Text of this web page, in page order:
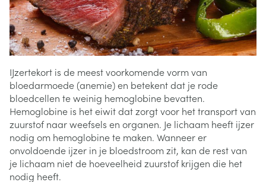
IJzertekort is de meest voorkomende vorm van
bloedarmoede (anemie) en betekent dat je rode
bloedcellen te weinig hemoglobine bevatten.
Hemoglobine is het eiwit dat zorgt voor het transport van
zuurstof naar weefsels en organen. Je lichaam heeft ijzer
nodig om hemoglobine te maken. Wanneer er
onvoldoende ijzer in je bloedstroom zit, kan de rest van
je lichaam niet de hoeveelheid zuurstof krijgen die het
nodig heeft.